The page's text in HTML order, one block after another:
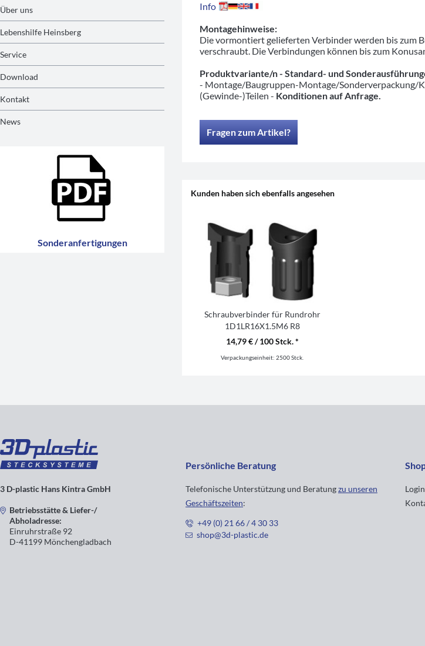
Über uns
Lebenshilfe Heinsberg
Service
Download
Kontakt
News
Sonderanfertigungen
Info
Montagehinweise:
Die vormontiert gelieferten Verbinder werden bis zum
verschraubt. Die Verbindungen können bis zum
Produktvariante/n - Standard- und
- Montage/Baugruppen-Montage/Sonderverpackung/
(Gewinde-)Teilen - Konditionen auf Anfrage.
Fragen zum Artikel?
Kunden haben sich ebenfalls angesehen
Schraubverbinder für Rundrohr
1D1LR16X1.5M6 R8
14,79 € / 100 Stck. *
Verpackungseinheit:2500 Stck.
3 D-plastic Hans Kintra GmbH
Betriebsstätte & Liefer-/
Abholadresse:
Einruhrstraße 92
D-41199 Mönchengladbach
Persönliche Beratung
Telefonische Unterstützung und Beratungzu unseren
Geschäftszeiten:
+49 (0) 21 66 / 4 30 33
shop@3d-plastic.de
Login